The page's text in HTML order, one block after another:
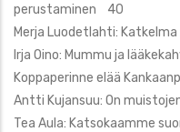
perustaminen 40
Merja Luodetlahti:
Irja Oino: Mummu ja
Koppaperinne elää
Antti Kujansuu: On
Tea Aula: Katsokaamme